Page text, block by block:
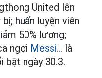
United lên
huấn luyện viên
50% lương;
ngợi Messi... là
bật ngày 30.3.